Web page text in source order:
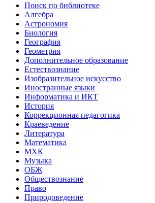
Поиск по библиотеке
Алгебра
Астрономия
Биология
География
Геометрия
Дополнительное образование
Естествознание
Изобразительное искусство
Иностранные языки
Информатика и ИКТ
История
Коррекционная педагогика
Краеведение
Литература
Математика
МХК
Музыка
ОБЖ
Обществознание
Право
Природоведение